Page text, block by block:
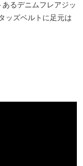
るデニムフレアジッ
ッズベルトに足元は